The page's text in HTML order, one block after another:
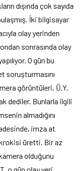
dışında çok sayıda
İki bilgisayar
olay yerinden
sonrasında olay
O gün bu
soruşturmasını
görüntüleri, Ü.Y.
dediler. Bunlarla ilgili
almadığını
imza at
üretti. Bir az
olduğunu
o gün olay yeri